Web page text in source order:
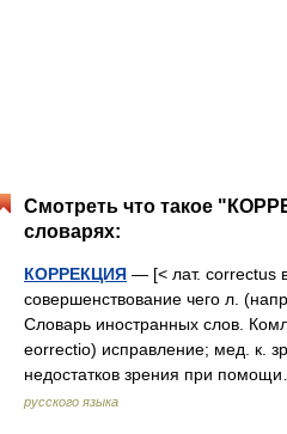
Смотреть что такое
словарях:
КОРРЕКЦИЯ — [< лат. correctus
совершенствование чего л.
Словарь иностранных слов.
eorrectio) исправление; мед. к.
недостатков зрения при
русского языка